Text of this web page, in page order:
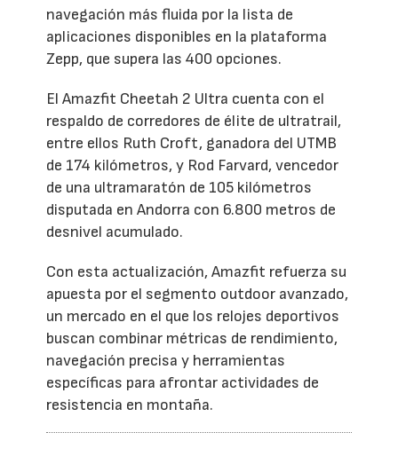
navegación más fluida por la lista de
aplicaciones disponibles en la plataforma
Zepp, que supera las 400 opciones.
El Amazfit Cheetah 2 Ultra cuenta con el
respaldo de corredores de élite de ultratrail,
entre ellos Ruth Croft, ganadora del UTMB
de 174 kilómetros, y Rod Farvard, vencedor
de una ultramaratón de 105 kilómetros
disputada en Andorra con 6.800 metros de
desnivel acumulado.
Con esta actualización, Amazfit refuerza su
apuesta por el segmento outdoor avanzado,
un mercado en el que los relojes deportivos
buscan combinar métricas de rendimiento,
navegación precisa y herramientas
específicas para afrontar actividades de
resistencia en montaña.